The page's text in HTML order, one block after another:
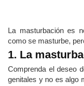
La masturbación es
como se masturbe,
1. La
Comprenda el deseo
genitales y no es algo